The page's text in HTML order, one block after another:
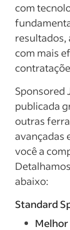
com
resultados,
com mais
Sponsored
publicada
outras
avançadas
você a
abaixo:
Standard